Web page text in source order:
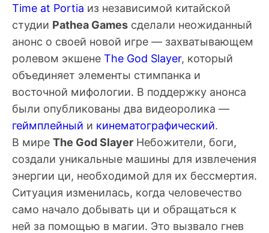
Time at Portia из независимой китайской
студии Pathea Games сделали неожиданный
анонс о своей новой игре — захватывающем
ролевом экшене The God Slayer, который
объединяет элементы стимпанка и
восточной мифологии. В поддержку анонса
были опубликованы два видеоролика —
геймплейный и кинематографический.
В мире The God Slayer Небожители, боги,
создали уникальные машины для извлечения
энергии ци, необходимой для их бессмертия.
Ситуация изменилась, когда человечество
само начало добывать ци и обращаться к
ней за помощью в магии. Это вызвало гнев